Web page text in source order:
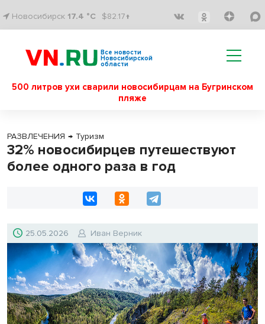
Новосибирск 17.4 °C $82.17↑
Все новости
Новосибирской
области
500 литров ухи сварили новосибирцам на Бугринском
пляже
РАЗВЛЕЧЕНИЯ → Туризм
32% новосибирцев путешествуют
более одного раза в год
25.05.2026 Иван Верник